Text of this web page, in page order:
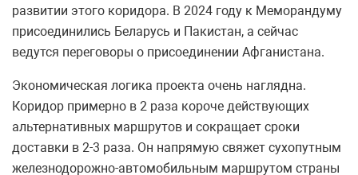
развитии этого коридора. В 2024 году к Меморандуму
присоединились Беларусь и Пакистан, а сейчас
ведутся переговоры о присоединении Афганистана.
Экономическая логика проекта очень наглядна.
Коридор примерно в 2 раза короче действующих
альтернативных маршрутов и сокращает сроки
доставки в 2-3 раза. Он напрямую свяжет сухопутным
железнодорожно-автомобильным маршрутом страны